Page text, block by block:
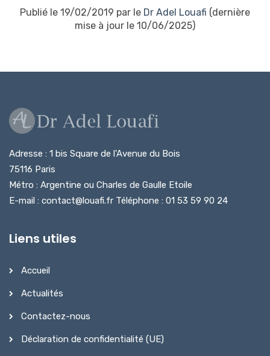
Publié le 19/02/2019 par le Dr Adel Louafi (dernière
mise à jour le 10/06/2025)
Adresse : 1 bis Square de l’Avenue du Bois
75116 Paris
Métro : Argentine ou Charles de Gaulle Etoile
E-mail : contact@louafi.fr Téléphone : 01 53 59 90 24
Liens utiles
Accueil
Actualités
Contactez-nous
Déclaration de confidentialité (UE)